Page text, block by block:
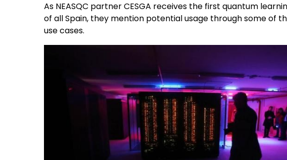
As NEASQC partner CESGA receives the first quantum
of all Spain, they mention potential usage through some of
use cases.